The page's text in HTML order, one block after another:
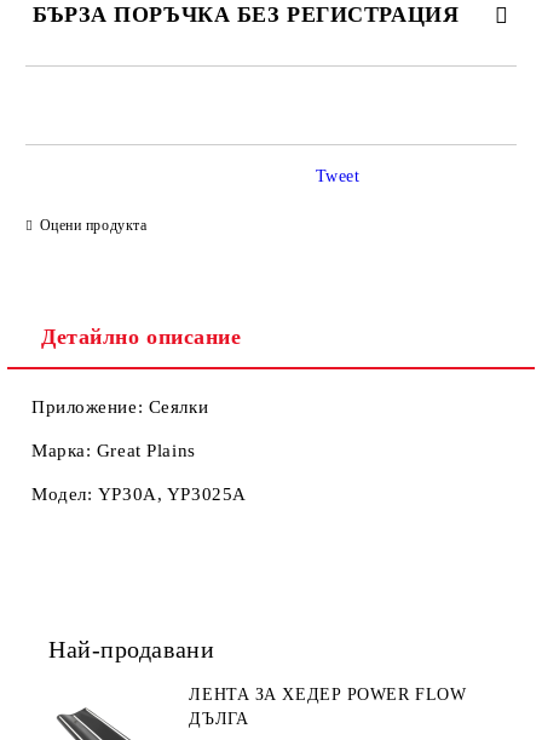
БЪРЗА ПОРЪЧКА БЕЗ РЕГИСТРАЦИЯ
Оцени продукта
Tweet
Детайлно описание
Приложение: Сеялки
Марка: Great Plains
Модел: YP30A, YP3025A
Най-продавани
ЛЕНТА ЗА ХЕДЕР POWER FLOW
ДЪЛГА